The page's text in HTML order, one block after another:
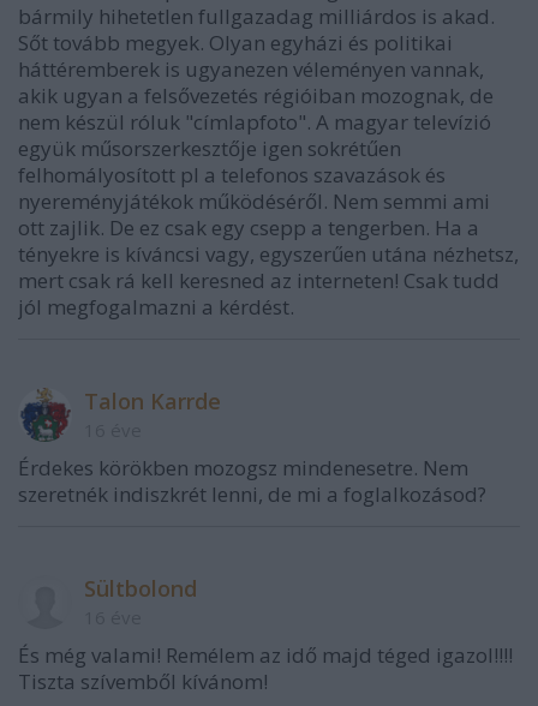
bármily hihetetlen fullgazadag milliárdos is akad.
Sőt tovább megyek. Olyan egyházi és politikai
háttéremberek is ugyanezen véleményen vannak,
akik ugyan a felsővezetés régióiban mozognak, de
nem készül róluk "címlapfoto". A magyar televízió
együk műsorszerkesztője igen sokrétűen
felhomályosított pl a telefonos szavazások és
nyereményjátékok működéséről. Nem semmi ami
ott zajlik. De ez csak egy csepp a tengerben. Ha a
tényekre is kíváncsi vagy, egyszerűen utána nézhetsz,
mert csak rá kell keresned az interneten! Csak tudd
jól megfogalmazni a kérdést.
Talon Karrde
Érdekes körökben mozogsz mindenesetre. Nem
szeretnék indiszkrét lenni, de mi a foglalkozásod?
Sültbolond
És még valami! Remélem az idő majd téged igazol!!!!
Tiszta szívemből kívánom!